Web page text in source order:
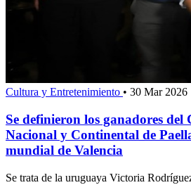
Cultura y Entretenimiento • 30 Mar 2026
Se definieron los ganadores del
Nacional y Continental de
mundial de Valencia
Se trata de la uruguaya Victoria